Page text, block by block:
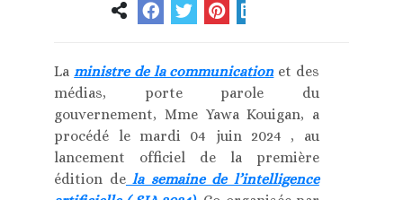
Laministre de la communication et des
médias, porte parole du
gouvernement, Mme Yawa Kouigan, a
procédé le mardi 04 juin 2024 , au
lancement officiel de la première
édition dela semaine de l’intelligence